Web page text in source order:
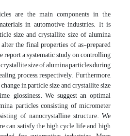
are the main components in the
in automotive industries. It is
size and crystallite size of alumina
the final properties of as-prepared
report a systematic study on controlling
size of alumina particles during
process, respectively. Furthermore,
in particle size and crystallite size
glossiness. We suggest an optimal
particles consisting of micrometer
of nanocrystalline structure. We
can satisfy the high cycle life and high